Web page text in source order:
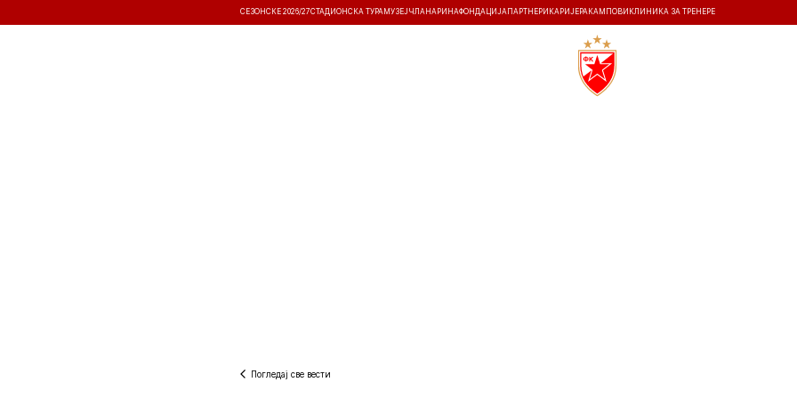
СЕЗОНСКЕ 2026/27СТАДИОНСКА ТУРА МУЗЕЈ ЧЛАНАРИНАФОНДАЦИЈА ПАРТНЕРИ КАРИЈЕРА КАМПОВИ КЛИНИКА ЗА ТРЕНЕРЕ
Погледај све вести